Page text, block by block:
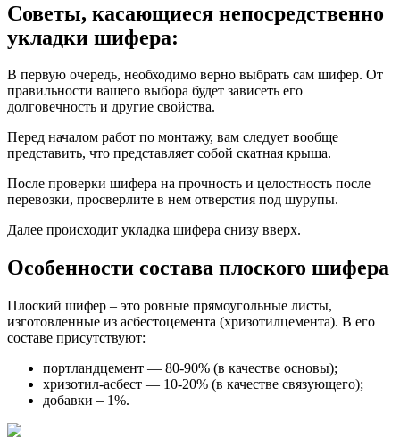
Советы, касающиеся непосредственно
укладки шифера:
В первую очередь, необходимо верно выбрать сам шифер. От
правильности вашего выбора будет зависеть его
долговечность и другие свойства.
Перед началом работ по монтажу, вам следует вообще
представить, что представляет собой скатная крыша.
После проверки шифера на прочность и целостность после
перевозки, просверлите в нем отверстия под шурупы.
Далее происходит укладка шифера снизу вверх.
Особенности состава плоского шифера
Плоский шифер – это ровные прямоугольные листы,
изготовленные из асбестоцемента (хризотилцемента). В его
составе присутствуют:
портландцемент — 80-90% (в качестве основы);
хризотил-асбест — 10-20% (в качестве связующего);
добавки – 1%.